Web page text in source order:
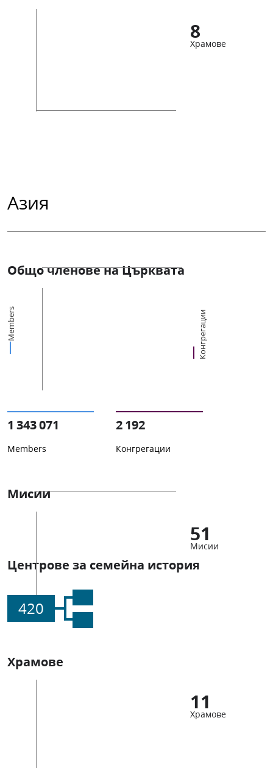
8
Храмове
Азия
Общо членове на Църквата
Members Конгрегации
1 343 071
Members
2 192
Конгрегации
Мисии
51
Мисии
Центрове за семейна история
420
Храмове
11
Храмове